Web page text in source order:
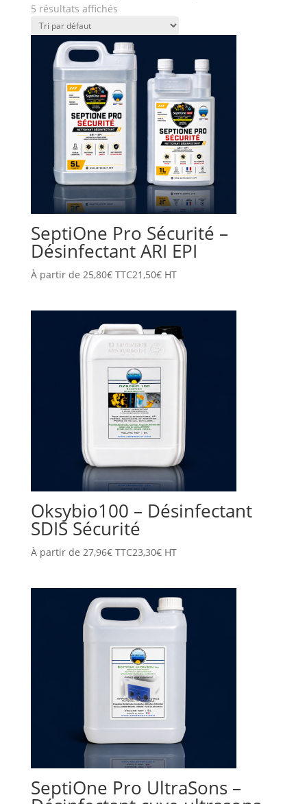
5 résultats affichés
SeptiOne Pro Sécurité –
Désinfectant ARI EPI
À partir de 25,80€TTC21,50€HT
Oksybio100 – Désinfectant
SDIS Sécurité
À partir de 27,96€TTC23,30€HT
SeptiOne Pro UltraSons –